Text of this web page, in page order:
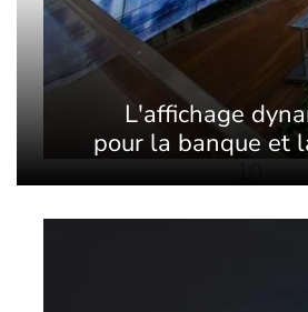
L'affichage
pour la banque et
10